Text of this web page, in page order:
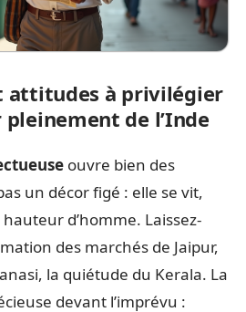
attitudes à privilégier
de l’Inde
ouvre bien des
un décor figé : elle se vit,
hauteur d’homme. Laissez-
des marchés de Jaipur,
la quiétude du Kerala. La
devant l’imprévu :